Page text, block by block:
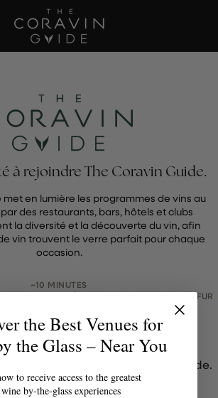
à rejoindre The Coravin Guide.
met en lumière les programmes de vins au
des restaurants, bars, hôtels et clubs
la diversité et la découverte du vin, afin
vin trouvent le verre parfait pour chaque
occasion.
~10 MINUTES
ENREGISTRÉES AUTOMATIQUEMENT AU FUR
invalide ou expiré
l'administrateur pour un jeton valide.
the Best Venues for
the Glass – Near You
to receive access to the greatest
wine by-the-glass experiences